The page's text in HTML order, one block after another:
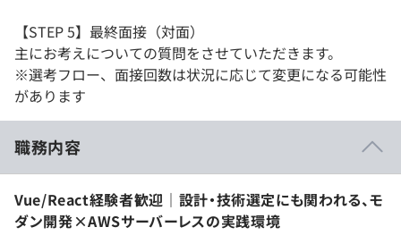
【STEP 5】最終面接（対面）
主にお考えについての質問をさせていただきます。
※選考フロー、面接回数は状況に応じて変更になる可能性
があります
職務内容
Vue/React経験者歓迎｜設計・技術選定にも関われる、モ
ダン開発×AWSサーバーレスの実践環境